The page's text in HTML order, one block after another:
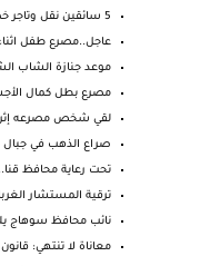
5 سائقين نقل وتاجر خضراوات في المنوفية يقيّدون 3 ل...
عاجل..مصرع طفل
موعد جنازة الشاب
مصرع بطل كمال
لقي شخص مصرعه إثر
صراع الذهب في جبال
تحت رعاية محافظ
ترقية المستشار
نائب محافظ سوهاج
معاناة لا تنتهي: قانون